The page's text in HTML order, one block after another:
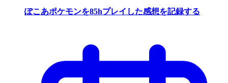
ぽこあポケモンを85hプレイした感想を記録する